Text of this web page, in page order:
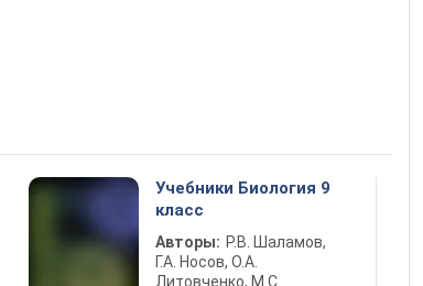
Учебники Биология 9
класс
Авторы: Р.В. Шаламов,
Г.А. Носов, О.А.
Литовченко, М.С.